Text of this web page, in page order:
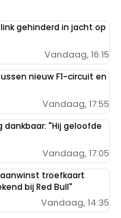
gehinderd in jacht op
Vandaag, 16:15
nieuw F1-circuit en
Vandaag, 17:55
dankbaar: "Hij geloofde
Vandaag, 17:05
troefkaart
bij Red Bull"
Vandaag, 14:35